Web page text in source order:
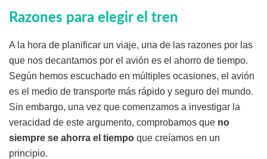
Razones para elegir el tren
A la hora de planificar un viaje, una de las razones por las
que nos decantamos por el avión es el ahorro de tiempo.
Según hemos escuchado en múltiples ocasiones, el avión
es el medio de transporte más rápido y seguro del mundo.
Sin embargo, una vez que comenzamos a investigar la
veracidad de este argumento, comprobamos que no
siempre se ahorra el tiempo que creíamos en un
principio.